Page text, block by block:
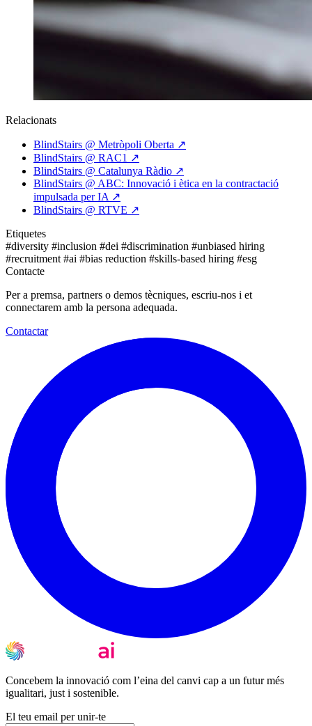
Relacionats
BlindStairs @ Metròpoli Oberta ↗
BlindStairs @ RAC1 ↗
BlindStairs @ Catalunya Ràdio ↗
BlindStairs @ ABC: Innovació i ètica en la contractació
impulsada per IA ↗
BlindStairs @ RTVE ↗
Etiquetes
#diversity #inclusion #dei #discrimination #unbiased hiring
#recruitment #ai #bias reduction #skills-based hiring #esg
Contacte
Per a premsa, partners o demos tècniques, escriu-nos i et
connectarem amb la persona adequada.
Contactar
Concebem la innovació com l’eina del canvi cap a un futur més
igualitari, just i sostenible.
El teu email per unir-te